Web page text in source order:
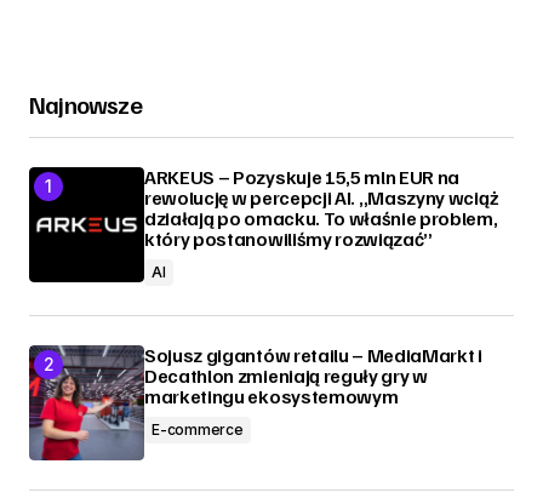
Najnowsze
ARKEUS – Pozyskuje 15,5 mln EUR na
rewolucję w percepcji AI. „Maszyny wciąż
działają po omacku. To właśnie problem,
który postanowiliśmy rozwiązać”
AI
Sojusz gigantów retailu – MediaMarkt i
Decathlon zmieniają reguły gry w
marketingu ekosystemowym
E-commerce